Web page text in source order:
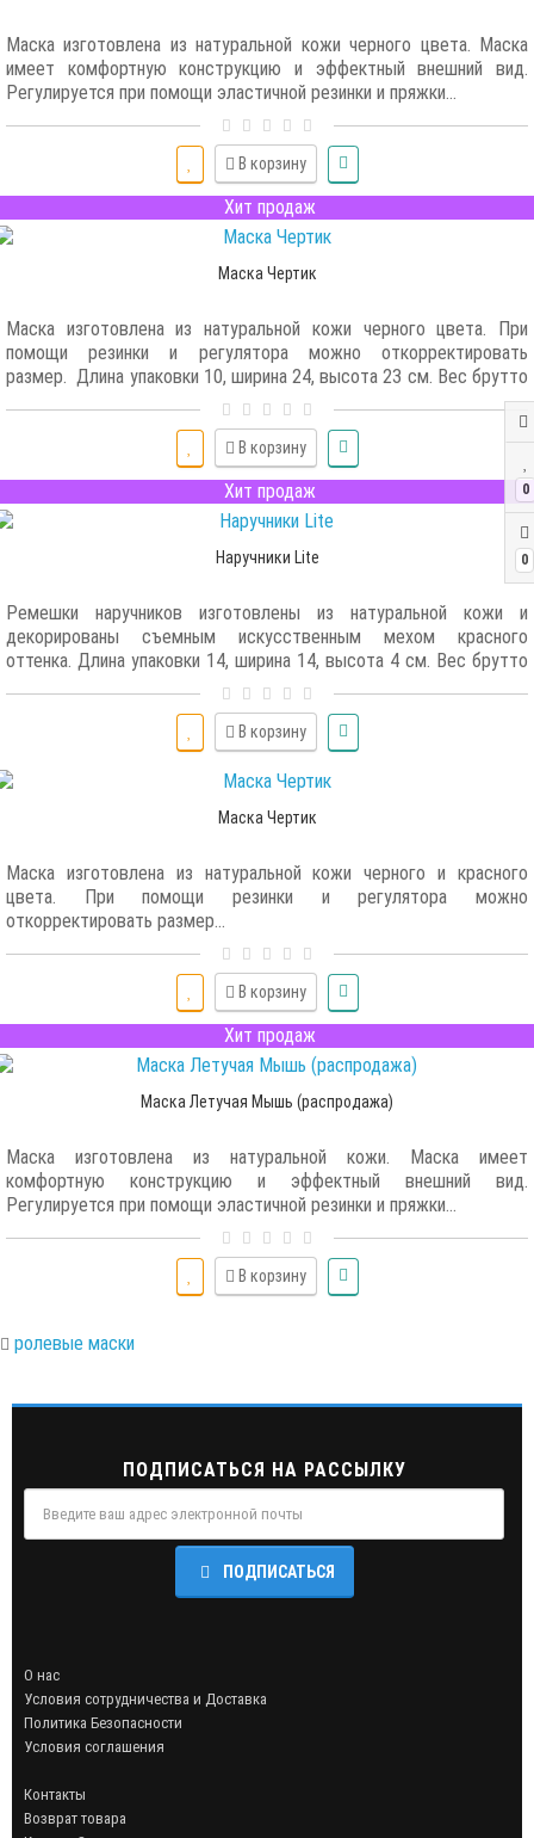
0
0
Маска изготовлена из натуральной кожи черного цвета. Маска
имеет комфортную конструкцию и эффектный внешний вид.
Регулируется при помощи эластичной резинки и пряжки...
В корзину
Хит продаж
Маска Чертик
Маска изготовлена из натуральной кожи черного цвета. При
помощи резинки и регулятора можно откорректировать
размер. Длина упаковки 10, ширина 24, высота 23 см. Вес брутто
В корзину
Хит продаж
Наручники Lite
Ремешки наручников изготовлены из натуральной кожи и
декорированы съемным искусственным мехом красного
оттенка. Длина упаковки 14, ширина 14, высота 4 см. Вес брутто
В корзину
Маска Чертик
Маска изготовлена из натуральной кожи черного и красного
цвета. При помощи резинки и регулятора можно
откорректировать размер...
В корзину
Хит продаж
Маска Летучая Мышь (распродажа)
Маска изготовлена из натуральной кожи. Маска имеет
комфортную конструкцию и эффектный внешний вид.
Регулируется при помощи эластичной резинки и пряжки...
В корзину
ролевые маски
ПОДПИСАТЬСЯ НА РАССЫЛКУ
ПОДПИСАТЬСЯ
О нас
Условия сотрудничества и Доставка
Политика Безопасности
Условия соглашения
Контакты
Возврат товара